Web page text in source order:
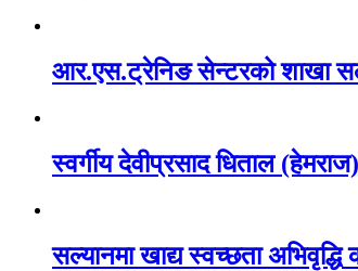
आर.एस.ट्रेनिङ सेन्टरको शाखा
स्वर्गीय देवीप्रसाद धिताल
सल्यानमा खाद्य स्वच्छता अभिवृद्धि